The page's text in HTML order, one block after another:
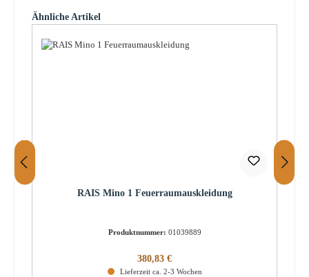
Produktgalerie überspringen
Ähnliche Artikel
RAIS Mino 1 Feuerraumauskleidung
Produktnummer: 01039889
Regulärer Preis:
380,83 €
Lieferzeit ca. 2-3 Wochen